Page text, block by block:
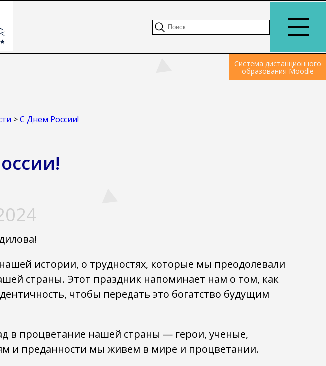
Система дистанционного
образования Moodle
>С Днем России!
истории, о трудностях, которые мы преодолевали
страны. Этот праздник напоминает нам о том, как
чтобы передать это богатство будущим
в процветание нашей страны — герои, ученые,
и преданности мы живем в мире и процветании.